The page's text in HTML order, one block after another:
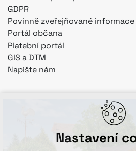
GDPR
Povinně zveřejňované informace
Portál občana
Platební portál
GIS a DTM
Napište nám
Nastavení